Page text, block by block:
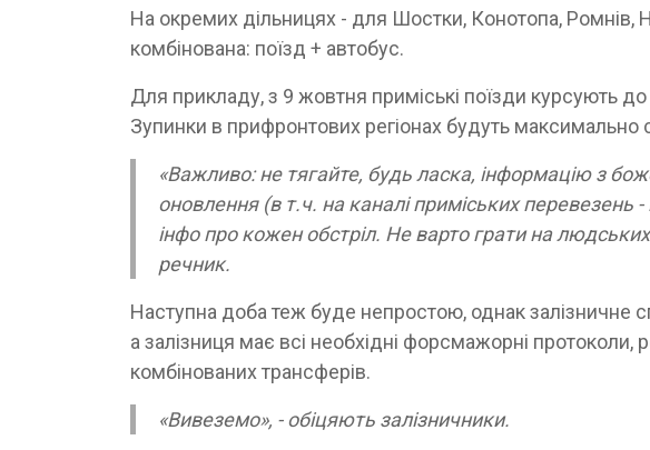
На окремих дільницях - для Шостки, Конотопа, Ромнів,
комбінована: поїзд + автобус.
Для прикладу, з 9 жовтня приміські поїзди курсують
Зупинки в прифронтових регіонах будуть максимально
«Важливо: не тягайте, будь ласка, інформацію з
оновлення (в т.ч. на каналі приміських перевезень
інфо про кожен обстріл. Не варто грати на
речник.
Наступна доба теж буде непростою, однак залізничне
а залізниця має всі необхідні форсмажорні протоколи,
комбінованих трансферів.
«Вивеземо», - обіцяють залізничники.